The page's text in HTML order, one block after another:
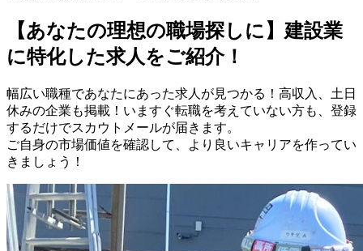
【あなたの理想の職場探しに】建設業
に特化した求人をご紹介！
幅広い職種であなたにあった求人が見つかる！高収入、土日
休みの企業も掲載！いますぐ転職を考えていない方も、登録
するだけでスカウトメールが届きます。
ご自身の市場価値を確認して、より良いキャリアを作ってい
きましょう！